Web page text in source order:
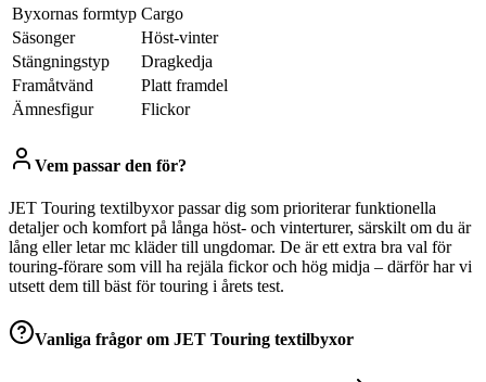
Byxornas formtyp Cargo
Säsonger
Höst-vinter
Stängningstyp
Dragkedja
Framåtvänd
Platt framdel
Ämnesfigur
Flickor
Vem passar den för?
JET Touring textilbyxor passar dig som prioriterar funktionella
detaljer och komfort på långa höst- och vinterturer, särskilt om du är
lång eller letar mc kläder till ungdomar. De är ett extra bra val för
touring-förare som vill ha rejäla fickor och hög midja – därför har vi
utsett dem till bäst för touring i årets test.
Vanliga frågor om JET Touring textilbyxor